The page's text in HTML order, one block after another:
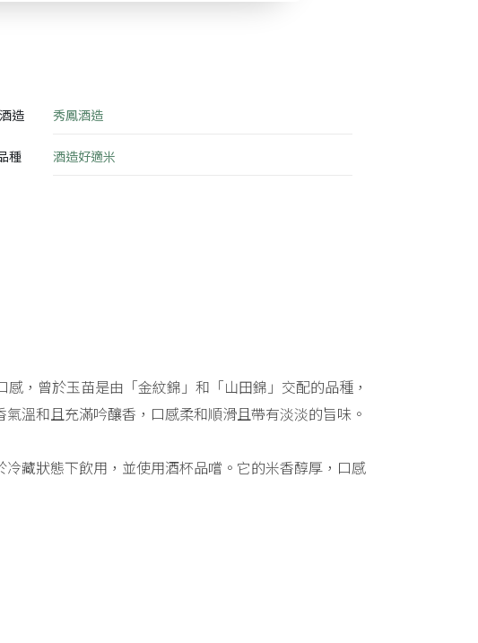
酒造 秀鳳酒造
種 酒造好適米
，曾於玉苗是由「金紋錦」和「山田錦」交配的品種，
溫和且充滿吟釀香，口感柔和順滑且帶有淡淡的旨味。
藏狀態下飲用，並使用酒杯品嚐。它的米香醇厚，口感